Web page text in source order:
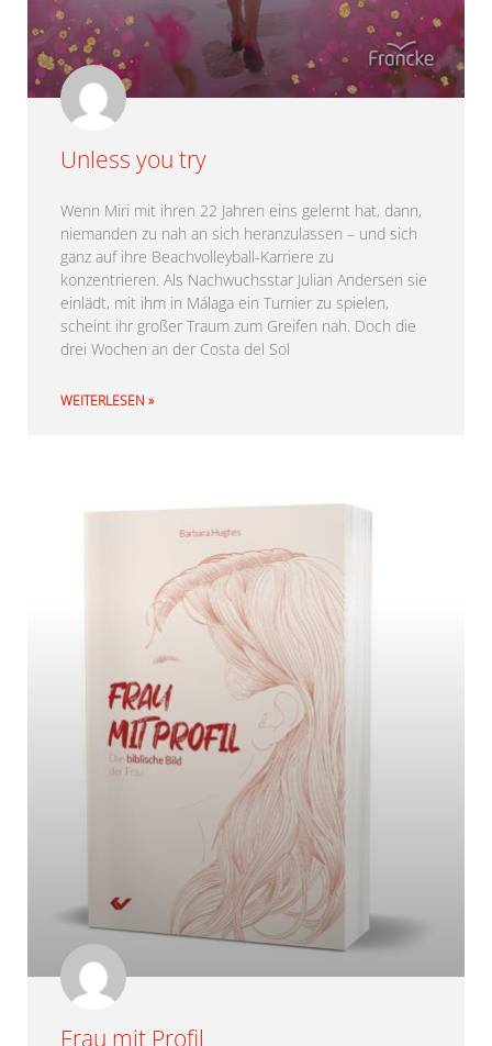
Unless you try
Wenn Miri mit ihren 22 Jahren eins gelernt hat, dann,
niemanden zu nah an sich heranzulassen – und sich
ganz auf ihre Beachvolleyball-Karriere zu
konzentrieren. Als Nachwuchsstar Julian Andersen sie
einlädt, mit ihm in Málaga ein Turnier zu spielen,
scheint ihr großer Traum zum Greifen nah. Doch die
drei Wochen an der Costa del Sol
WEITERLESEN »
Frau mit Profil